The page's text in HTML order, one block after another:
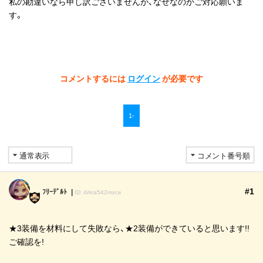
す。
コメントするには ログインが必要です
1-
ﾌﾘｰﾃﾞﾙﾄ ID: 4rkra542mxce #1
★3装備を材料にして失敗なら、★2装備ができていると思います!!
ご確認を!